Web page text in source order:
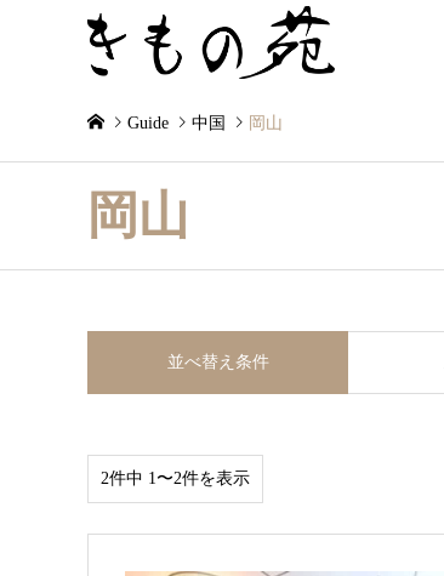
Guide 中国 岡山
岡山
並べ替え条件
2件中 1〜2件を表示